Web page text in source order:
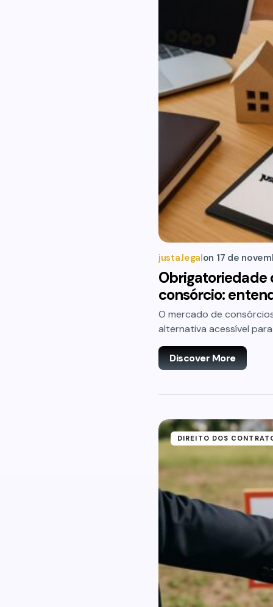
justa.legalon 17 de
Obrigatoriedade
consórcio:
O mercado de
alternativa acessível
Discover More
DIREITO DOS